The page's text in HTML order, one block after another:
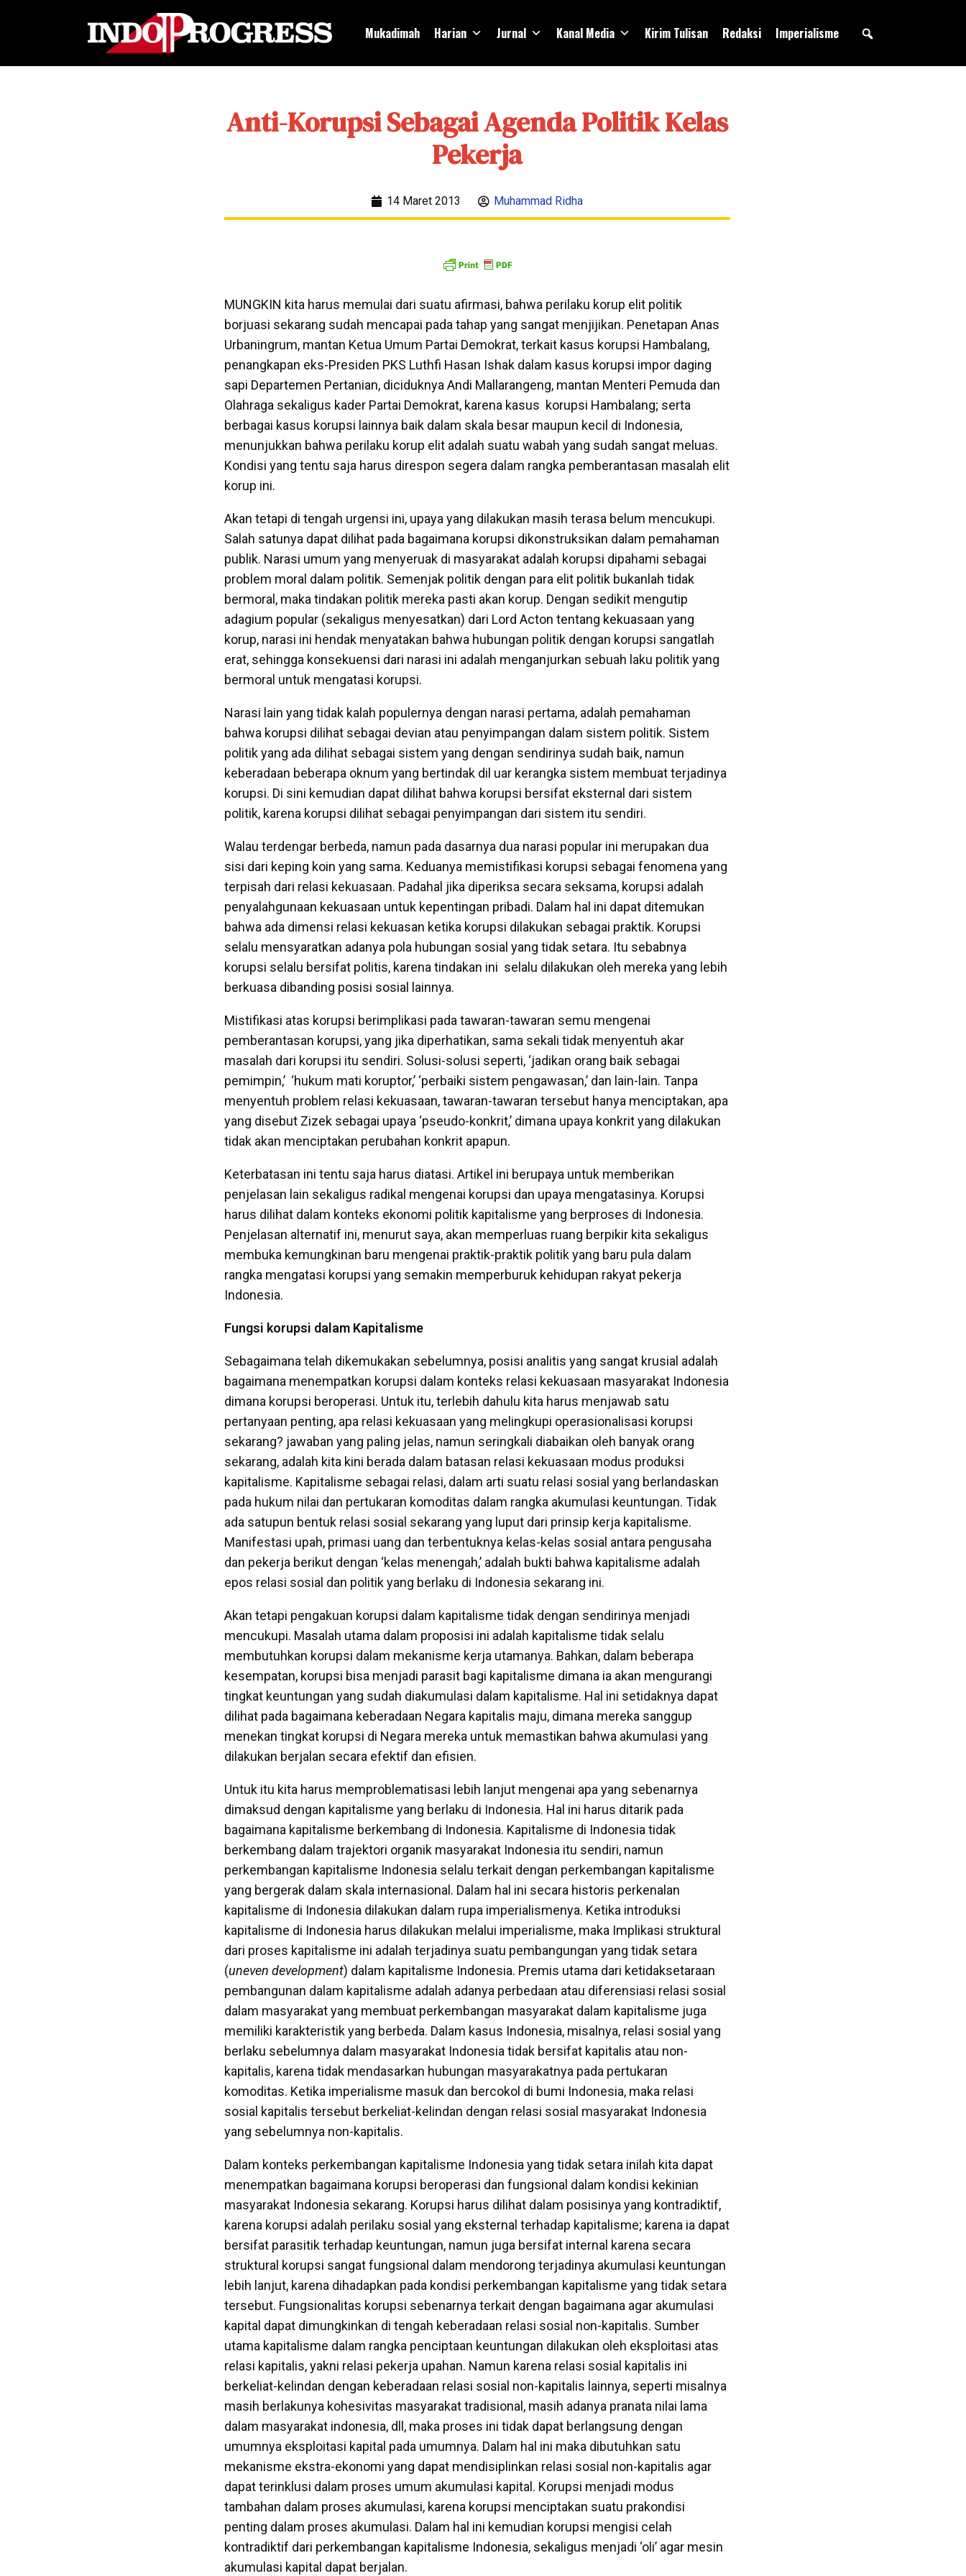
Mukadimah Harian Jurnal Kanal Media Kirim Tulisan Redaksi Imperialisme
Anti-Korupsi Sebagai Agenda Politik Kelas
Pekerja
14 Maret 2013 Muhammad Ridha
MUNGKIN kita harus memulai dari suatu afirmasi, bahwa perilaku korup elit politik
borjuasi sekarang sudah mencapai pada tahap yang sangat menjijikan. Penetapan Anas
Urbaningrum, mantan Ketua Umum Partai Demokrat, terkait kasus korupsi Hambalang,
penangkapan eks-Presiden PKS Luthfi Hasan Ishak dalam kasus korupsi impor daging
sapi Departemen Pertanian, diciduknya Andi Mallarangeng, mantan Menteri Pemuda dan
Olahraga sekaligus kader Partai Demokrat, karena kasus korupsi Hambalang; serta
berbagai kasus korupsi lainnya baik dalam skala besar maupun kecil di Indonesia,
menunjukkan bahwa perilaku korup elit adalah suatu wabah yang sudah sangat meluas.
Kondisi yang tentu saja harus direspon segera dalam rangka pemberantasan masalah elit
korup ini.
Akan tetapi di tengah urgensi ini, upaya yang dilakukan masih terasa belum mencukupi.
Salah satunya dapat dilihat pada bagaimana korupsi dikonstruksikan dalam pemahaman
publik. Narasi umum yang menyeruak di masyarakat adalah korupsi dipahami sebagai
problem moral dalam politik. Semenjak politik dengan para elit politik bukanlah tidak
bermoral, maka tindakan politik mereka pasti akan korup. Dengan sedikit mengutip
adagium popular (sekaligus menyesatkan) dari Lord Acton tentang kekuasaan yang
korup, narasi ini hendak menyatakan bahwa hubungan politik dengan korupsi sangatlah
erat, sehingga konsekuensi dari narasi ini adalah menganjurkan sebuah laku politik yang
bermoral untuk mengatasi korupsi.
Narasi lain yang tidak kalah populernya dengan narasi pertama, adalah pemahaman
bahwa korupsi dilihat sebagai devian atau penyimpangan dalam sistem politik. Sistem
politik yang ada dilihat sebagai sistem yang dengan sendirinya sudah baik, namun
keberadaan beberapa oknum yang bertindak dil uar kerangka sistem membuat terjadinya
korupsi. Di sini kemudian dapat dilihat bahwa korupsi bersifat eksternal dari sistem
politik, karena korupsi dilihat sebagai penyimpangan dari sistem itu sendiri.
Walau terdengar berbeda, namun pada dasarnya dua narasi popular ini merupakan dua
sisi dari keping koin yang sama. Keduanya memistifikasi korupsi sebagai fenomena yang
terpisah dari relasi kekuasaan. Padahal jika diperiksa secara seksama, korupsi adalah
penyalahgunaan kekuasaan untuk kepentingan pribadi. Dalam hal ini dapat ditemukan
bahwa ada dimensi relasi kekuasan ketika korupsi dilakukan sebagai praktik. Korupsi
selalu mensyaratkan adanya pola hubungan sosial yang tidak setara. Itu sebabnya
korupsi selalu bersifat politis, karena tindakan ini selalu dilakukan oleh mereka yang lebih
berkuasa dibanding posisi sosial lainnya.
Mistifikasi atas korupsi berimplikasi pada tawaran-tawaran semu mengenai
pemberantasan korupsi, yang jika diperhatikan, sama sekali tidak menyentuh akar
masalah dari korupsi itu sendiri. Solusi-solusi seperti, ‘jadikan orang baik sebagai
pemimpin,’ ‘hukum mati koruptor,’ ‘perbaiki sistem pengawasan,’ dan lain-lain. Tanpa
menyentuh problem relasi kekuasaan, tawaran-tawaran tersebut hanya menciptakan, apa
yang disebut Zizek sebagai upaya ‘pseudo-konkrit,’ dimana upaya konkrit yang dilakukan
tidak akan menciptakan perubahan konkrit apapun.
Keterbatasan ini tentu saja harus diatasi. Artikel ini berupaya untuk memberikan
penjelasan lain sekaligus radikal mengenai korupsi dan upaya mengatasinya. Korupsi
harus dilihat dalam konteks ekonomi politik kapitalisme yang berproses di Indonesia.
Penjelasan alternatif ini, menurut saya, akan memperluas ruang berpikir kita sekaligus
membuka kemungkinan baru mengenai praktik-praktik politik yang baru pula dalam
rangka mengatasi korupsi yang semakin memperburuk kehidupan rakyat pekerja
Indonesia.
Fungsi korupsi dalam Kapitalisme
Sebagaimana telah dikemukakan sebelumnya, posisi analitis yang sangat krusial adalah
bagaimana menempatkan korupsi dalam konteks relasi kekuasaan masyarakat Indonesia
dimana korupsi beroperasi. Untuk itu, terlebih dahulu kita harus menjawab satu
pertanyaan penting, apa relasi kekuasaan yang melingkupi operasionalisasi korupsi
sekarang? jawaban yang paling jelas, namun seringkali diabaikan oleh banyak orang
sekarang, adalah kita kini berada dalam batasan relasi kekuasaan modus produksi
kapitalisme. Kapitalisme sebagai relasi, dalam arti suatu relasi sosial yang berlandaskan
pada hukum nilai dan pertukaran komoditas dalam rangka akumulasi keuntungan. Tidak
ada satupun bentuk relasi sosial sekarang yang luput dari prinsip kerja kapitalisme.
Manifestasi upah, primasi uang dan terbentuknya kelas-kelas sosial antara pengusaha
dan pekerja berikut dengan ‘kelas menengah,’ adalah bukti bahwa kapitalisme adalah
epos relasi sosial dan politik yang berlaku di Indonesia sekarang ini.
Akan tetapi pengakuan korupsi dalam kapitalisme tidak dengan sendirinya menjadi
mencukupi. Masalah utama dalam proposisi ini adalah kapitalisme tidak selalu
membutuhkan korupsi dalam mekanisme kerja utamanya. Bahkan, dalam beberapa
kesempatan, korupsi bisa menjadi parasit bagi kapitalisme dimana ia akan mengurangi
tingkat keuntungan yang sudah diakumulasi dalam kapitalisme. Hal ini setidaknya dapat
dilihat pada bagaimana keberadaan Negara kapitalis maju, dimana mereka sanggup
menekan tingkat korupsi di Negara mereka untuk memastikan bahwa akumulasi yang
dilakukan berjalan secara efektif dan efisien.
Untuk itu kita harus memproblematisasi lebih lanjut mengenai apa yang sebenarnya
dimaksud dengan kapitalisme yang berlaku di Indonesia. Hal ini harus ditarik pada
bagaimana kapitalisme berkembang di Indonesia. Kapitalisme di Indonesia tidak
berkembang dalam trajektori organik masyarakat Indonesia itu sendiri, namun
perkembangan kapitalisme Indonesia selalu terkait dengan perkembangan kapitalisme
yang bergerak dalam skala internasional. Dalam hal ini secara historis perkenalan
kapitalisme di Indonesia dilakukan dalam rupa imperialismenya. Ketika introduksi
kapitalisme di Indonesia harus dilakukan melalui imperialisme, maka Implikasi struktural
dari proses kapitalisme ini adalah terjadinya suatu pembangungan yang tidak setara
(uneven development) dalam kapitalisme Indonesia. Premis utama dari ketidaksetaraan
pembangunan dalam kapitalisme adalah adanya perbedaan atau diferensiasi relasi sosial
dalam masyarakat yang membuat perkembangan masyarakat dalam kapitalisme juga
memiliki karakteristik yang berbeda. Dalam kasus Indonesia, misalnya, relasi sosial yang
berlaku sebelumnya dalam masyarakat Indonesia tidak bersifat kapitalis atau non-
kapitalis, karena tidak mendasarkan hubungan masyarakatnya pada pertukaran
komoditas. Ketika imperialisme masuk dan bercokol di bumi Indonesia, maka relasi
sosial kapitalis tersebut berkeliat-kelindan dengan relasi sosial masyarakat Indonesia
yang sebelumnya non-kapitalis.
Dalam konteks perkembangan kapitalisme Indonesia yang tidak setara inilah kita dapat
menempatkan bagaimana korupsi beroperasi dan fungsional dalam kondisi kekinian
masyarakat Indonesia sekarang. Korupsi harus dilihat dalam posisinya yang kontradiktif,
karena korupsi adalah perilaku sosial yang eksternal terhadap kapitalisme; karena ia dapat
bersifat parasitik terhadap keuntungan, namun juga bersifat internal karena secara
struktural korupsi sangat fungsional dalam mendorong terjadinya akumulasi keuntungan
lebih lanjut, karena dihadapkan pada kondisi perkembangan kapitalisme yang tidak setara
tersebut. Fungsionalitas korupsi sebenarnya terkait dengan bagaimana agar akumulasi
kapital dapat dimungkinkan di tengah keberadaan relasi sosial non-kapitalis. Sumber
utama kapitalisme dalam rangka penciptaan keuntungan dilakukan oleh eksploitasi atas
relasi kapitalis, yakni relasi pekerja upahan. Namun karena relasi sosial kapitalis ini
berkeliat-kelindan dengan keberadaan relasi sosial non-kapitalis lainnya, seperti misalnya
masih berlakunya kohesivitas masyarakat tradisional, masih adanya pranata nilai lama
dalam masyarakat indonesia, dll, maka proses ini tidak dapat berlangsung dengan
umumnya eksploitasi kapital pada umumnya. Dalam hal ini maka dibutuhkan satu
mekanisme ekstra-ekonomi yang dapat mendisiplinkan relasi sosial non-kapitalis agar
dapat terinklusi dalam proses umum akumulasi kapital. Korupsi menjadi modus
tambahan dalam proses akumulasi, karena korupsi menciptakan suatu prakondisi
penting dalam proses akumulasi. Dalam hal ini kemudian korupsi mengisi celah
kontradiktif dari perkembangan kapitalisme Indonesia, sekaligus menjadi ‘oli’ agar mesin
akumulasi kapital dapat berjalan.